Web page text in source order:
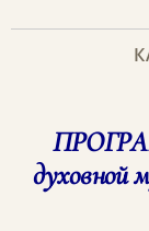
духовной